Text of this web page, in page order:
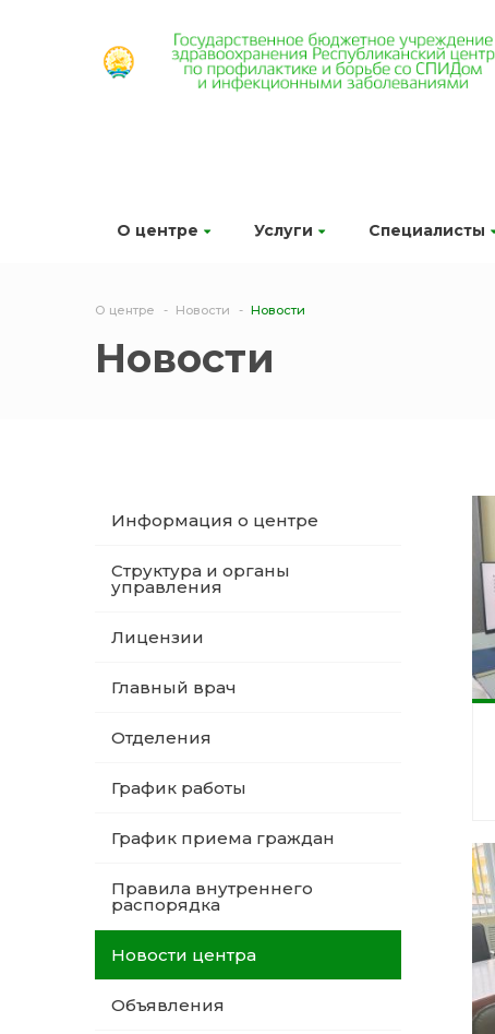
О центре Услуги Специалисты
О центре Новости Новости
Новости
Информация о центре
Структура и органы
управления
Лицензии
Главный врач
Отделения
График работы
График приема граждан
Правила внутреннего
распорядка
Новости центра
Объявления